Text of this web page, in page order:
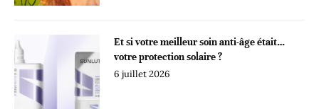
Et si votre meilleur soin anti-âge était…
votre protection solaire ?
6 juillet 2026